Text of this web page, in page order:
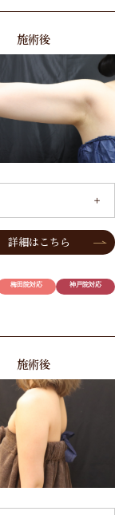
施術後
詳細はこちら
梅田院対応 神戸院対応
施術後